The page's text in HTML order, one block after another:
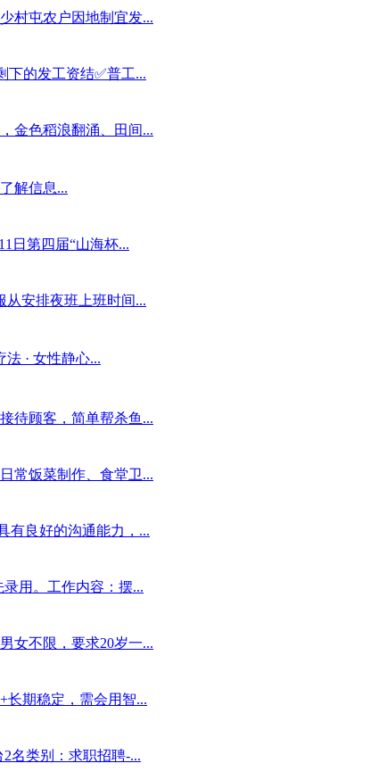
村屯农户因地制宜发...
下的发工资结✅普工...
金色稻浪翻涌、田间...
解信息...
日第四届“山海杯...
安排夜班上班时间...
· 女性静心...
待顾客，简单帮杀鱼...
常饭菜制作、食堂卫...
有良好的沟通能力，...
用。工作内容：摆...
女不限，要求20岁一...
长期稳定，需会用智...
名类别：求职招聘-...